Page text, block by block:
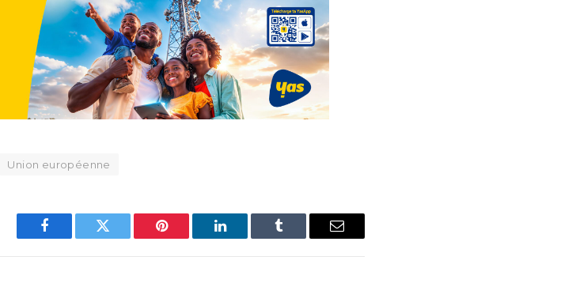
Union européenne
Facebook Twitter Pinterest LinkedIn Tumblr Email